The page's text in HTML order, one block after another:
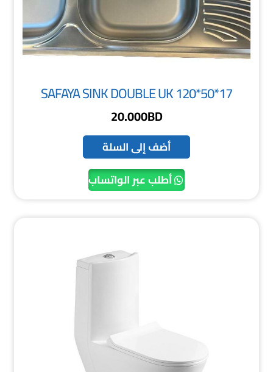
SAFAYA SINK DOUBLE UK 120*50*17
20.000BD
أضف إلى السلة
أطلب عبر الواتساب